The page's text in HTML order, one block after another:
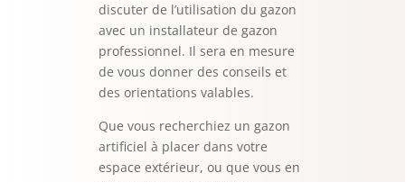
discuter de l’utilisation du gazon
avec un installateur de gazon
professionnel. Il sera en mesure
de vous donner des conseils et
des orientations valables.
Que vous recherchiez un gazon
artificiel à placer dans votre
espace extérieur, ou que vous en